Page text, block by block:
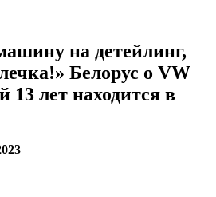
на детейлинг,
Белорус о VW
13 лет находится в